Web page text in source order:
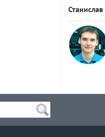
Станислав